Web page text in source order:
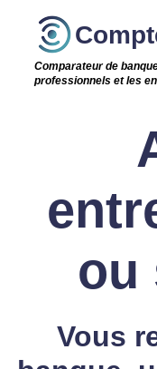
Passer
étapeComparateur de
professionnels et les
ou
Vous